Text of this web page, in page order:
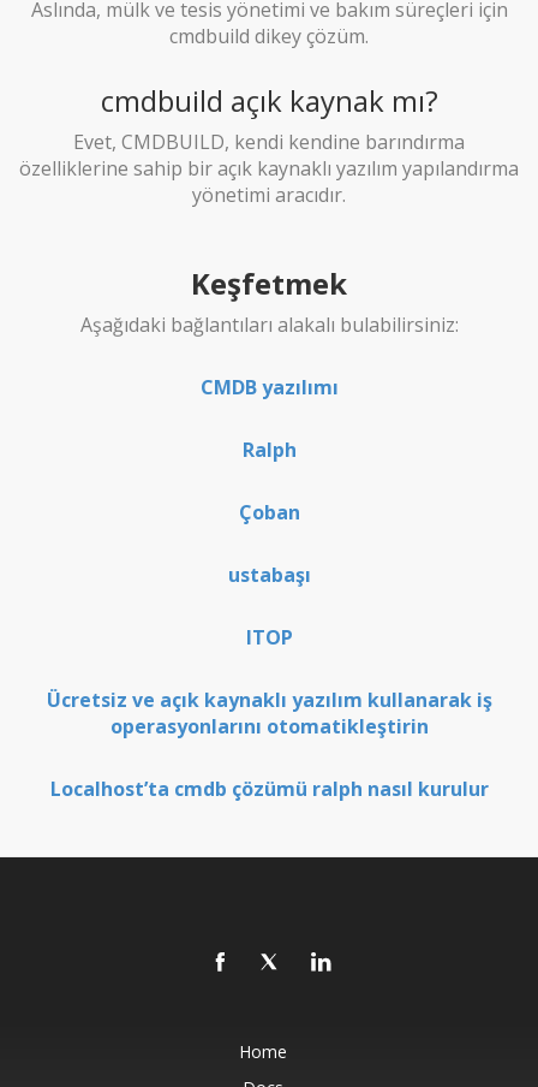
Aslında, mülk ve tesis yönetimi ve bakım süreçleri için
cmdbuild dikey çözüm.
cmdbuild açık kaynak mı?
Evet, CMDBUILD, kendi kendine barındırma
özelliklerine sahip bir açık kaynaklı yazılım yapılandırma
yönetimi aracıdır.
Keşfetmek
Aşağıdaki bağlantıları alakalı bulabilirsiniz:
CMDB yazılımı
Ralph
Çoban
ustabaşı
ITOP
Ücretsiz ve açık kaynaklı yazılım kullanarak iş
operasyonlarını otomatikleştirin
Localhost’ta cmdb çözümü ralph nasıl kurulur
Home